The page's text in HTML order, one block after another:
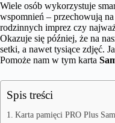
Wiele osób wykorzystuje
wspomnień – przechowują
rodzinnych imprez czy
Okazuje się później, że na
setki, a nawet tysiące zdjęć.
Pomoże nam w tym karta
Spis treści
Karta pamięci PRO Plus